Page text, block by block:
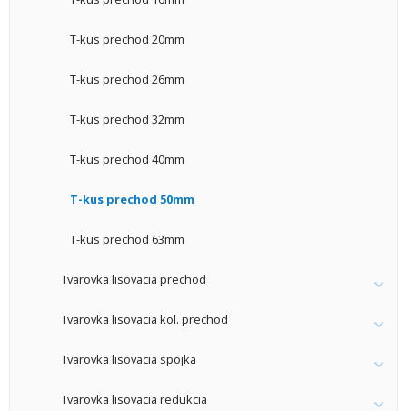
T-kus prechod 20mm
T-kus prechod 26mm
T-kus prechod 32mm
T-kus prechod 40mm
T-kus prechod 50mm
T-kus prechod 63mm
Tvarovka lisovacia prechod
Tvarovka lisovacia kol. prechod
Tvarovka lisovacia spojka
Tvarovka lisovacia redukcia